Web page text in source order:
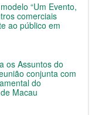
“Um Evento,
comerciais
ao público em
os Assuntos do
conjunta com
do
Macau